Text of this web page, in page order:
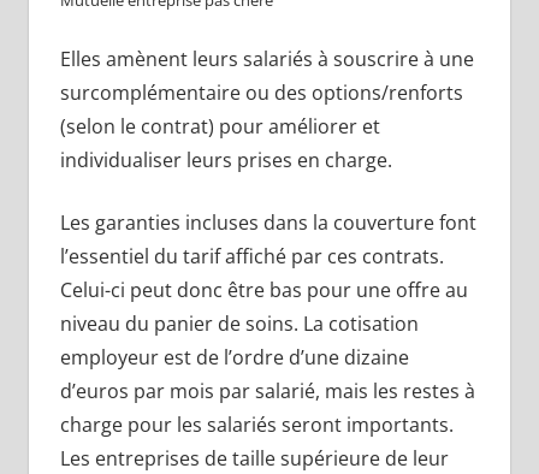
Elles amènent leurs salariés à souscrire à une
surcomplémentaire ou des options/renforts
(selon le contrat) pour améliorer et
individualiser leurs prises en charge.
Les garanties incluses dans la couverture font
l’essentiel du tarif affiché par ces contrats.
Celui-ci peut donc être bas pour une offre au
niveau du panier de soins. La cotisation
employeur est de l’ordre d’une dizaine
d’euros par mois par salarié, mais les restes à
charge pour les salariés seront importants.
Les entreprises de taille supérieure de leur